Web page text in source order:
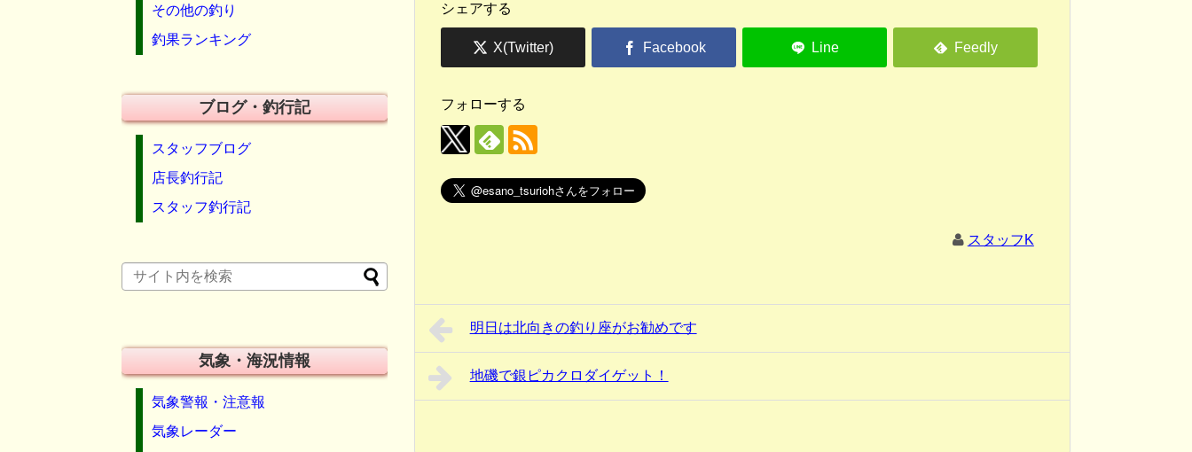
シェアする
フォローする
スタッフK
明日は北向きの釣り座がお勧めです
地磯で銀ピカクロダイゲット！
その他の釣り
釣果ランキング
ブログ・釣行記
スタッフブログ
店長釣行記
スタッフ釣行記
気象・海況情報
気象警報・注意報
気象レーダー